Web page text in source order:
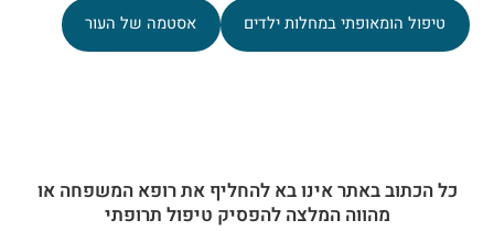
טיפול הומאופתי במחלות ילדים אסטמה של העור
כל הכתוב באתר אינו בא להחליף את רופא המשפחה או
מהווה המלצה להפסיק טיפול תרופתי